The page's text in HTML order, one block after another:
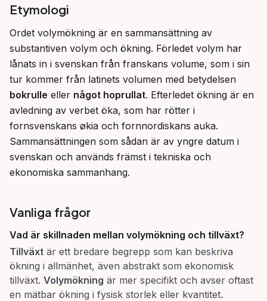
Etymologi
Ordet volymökning är en sammansättning av
substantiven volym och ökning. Förledet volym har
lånats in i svenskan från franskans volume, som i sin
bokrulle eller något hoprullat. Efterledet ökning är en
avledning av verbet öka, som har rötter i
fornsvenskans økia och fornnordiskans auka.
Sammansättningen som sådan är av yngre datum i
svenskan och används främst i tekniska och
ekonomiska sammanhang.
Vanliga frågor
Vad är skillnaden mellan volymökning och tillväxt?
Tillväxt är ett bredare begrepp som kan beskriva
ökning i allmänhet, även abstrakt som ekonomisk
tillväxt. Volymökning är mer specifikt och avser oftast
en mätbar ökning i fysisk storlek eller kvantitet.